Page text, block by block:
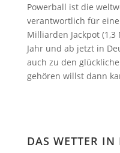
Powerball ist die
verantwortlich für
Milliarden Jackpot
Jahr und ab jetzt in
auch zu den
gehören willst dann
DAS WETTER IN